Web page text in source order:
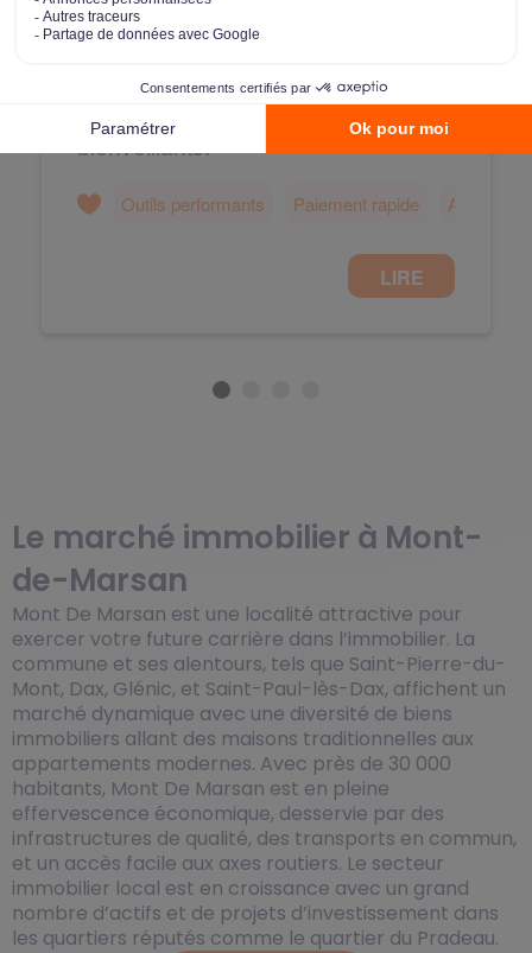
Le marché immobilier à Mont-
de-Marsan
Mont De Marsan est une localité attractive pour
exercer votre future carrière dans l’immobilier. La
commune et ses alentours, tels que Saint-Pierre-du-
Mont, Dax, Glénic, et Saint-Paul-lès-Dax, affichent un
marché dynamique avec une diversité de biens
immobiliers allant des maisons traditionnelles aux
appartements modernes. Avec près de 30 000
habitants, Mont De Marsan est en pleine
effervescence économique, desservie par des
infrastructures de qualité, des transports en commun,
et un accès facile aux axes routiers. Le secteur
immobilier local est en croissance avec un grand
nombre d’actifs et de projets d’investissement dans
les quartiers réputés comme le quartier du Pradeau.